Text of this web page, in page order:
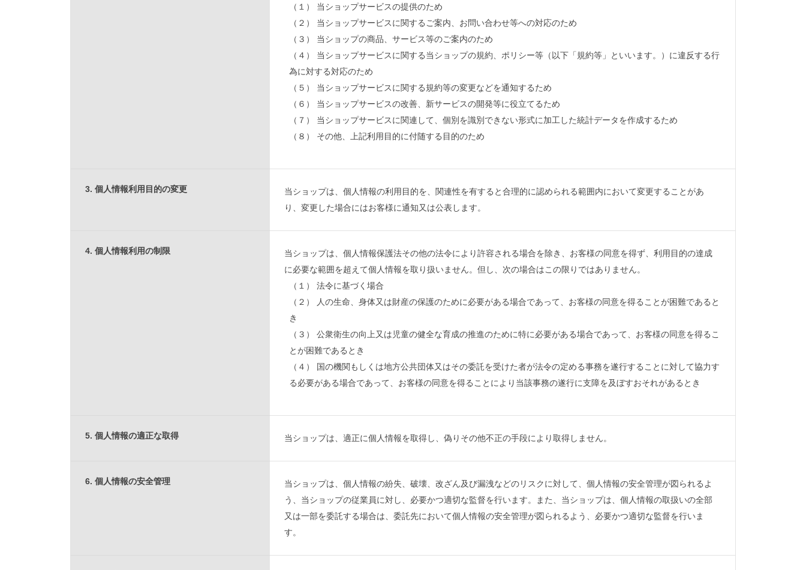
（１） 当ショップサービスの提供のため
（２） 当ショップサービスに関するご案内、お問い合わせ等への対応のため
（３） 当ショップの商品、サービス等のご案内のため
（４） 当ショップサービスに関する当ショップの規約、ポリシー等（以下「規約等」といいます。）に違反する行
為に対する対応のため
（５） 当ショップサービスに関する規約等の変更などを通知するため
（６） 当ショップサービスの改善、新サービスの開発等に役立てるため
（７） 当ショップサービスに関連して、個別を識別できない形式に加工した統計データを作成するため
（８） その他、上記利用目的に付随する目的のため
3. 個人情報利用目的の変更
当ショップは、個人情報の利用目的を、関連性を有すると合理的に認められる範囲内において変更することがあ
り、変更した場合にはお客様に通知又は公表します。
4. 個人情報利用の制限
当ショップは、個人情報保護法その他の法令により許容される場合を除き、お客様の同意を得ず、利用目的の達成
に必要な範囲を超えて個人情報を取り扱いません。但し、次の場合はこの限りではありません。
（１） 法令に基づく場合
（２） 人の生命、身体又は財産の保護のために必要がある場合であって、お客様の同意を得ることが困難であると
き
（３） 公衆衛生の向上又は児童の健全な育成の推進のために特に必要がある場合であって、お客様の同意を得るこ
とが困難であるとき
（４） 国の機関もしくは地方公共団体又はその委託を受けた者が法令の定める事務を遂行することに対して協力す
る必要がある場合であって、お客様の同意を得ることにより当該事務の遂行に支障を及ぼすおそれがあるとき
5. 個人情報の適正な取得 当ショップは、適正に個人情報を取得し、偽りその他不正の手段により取得しません。
6. 個人情報の安全管理
当ショップは、個人情報の紛失、破壊、改ざん及び漏洩などのリスクに対して、個人情報の安全管理が図られるよ
う、当ショップの従業員に対し、必要かつ適切な監督を行います。また、当ショップは、個人情報の取扱いの全部
又は一部を委託する場合は、委託先において個人情報の安全管理が図られるよう、必要かつ適切な監督を行いま
す。